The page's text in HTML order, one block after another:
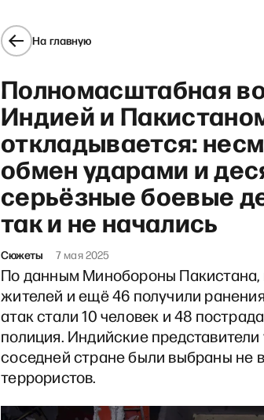
На главную
Полномасштабная
Индией и
откладывается:
обмен ударами и
серьёзные боевые
так и не начались
Сюжеты 7 мая 2025
По данным Минобороны Пакистана,
жителей и ещё 46 получили
атак стали 10 человек и 48
полиция. Индийские представители
соседней стране были выбраны не
террористов.